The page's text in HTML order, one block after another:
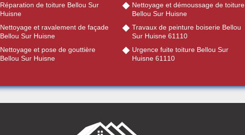
Réparation de toiture Bellou Sur
Huisne
Nettoyage et ravalement de façade
Bellou Sur Huisne
Nettoyage et pose de gouttière
Bellou Sur Huisne
Nettoyage et démoussage de toiture
Bellou Sur Huisne
Travaux de peinture boiserie Bellou
Sur Huisne 61110
Urgence fuite toiture Bellou Sur
Huisne 61110